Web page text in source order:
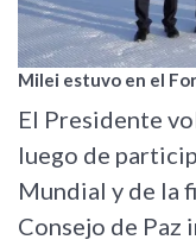
Milei estuvo en el
El Presidente
luego de
Mundial y de la
Consejo de Paz